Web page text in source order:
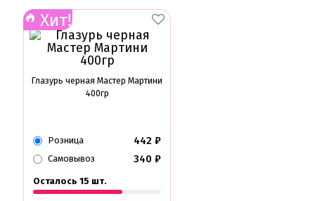
Хит!
Глазурь черная Мастер Мартини
400гр
Розница 442 ₽
Самовывоз 340 ₽
Осталось 15 шт.